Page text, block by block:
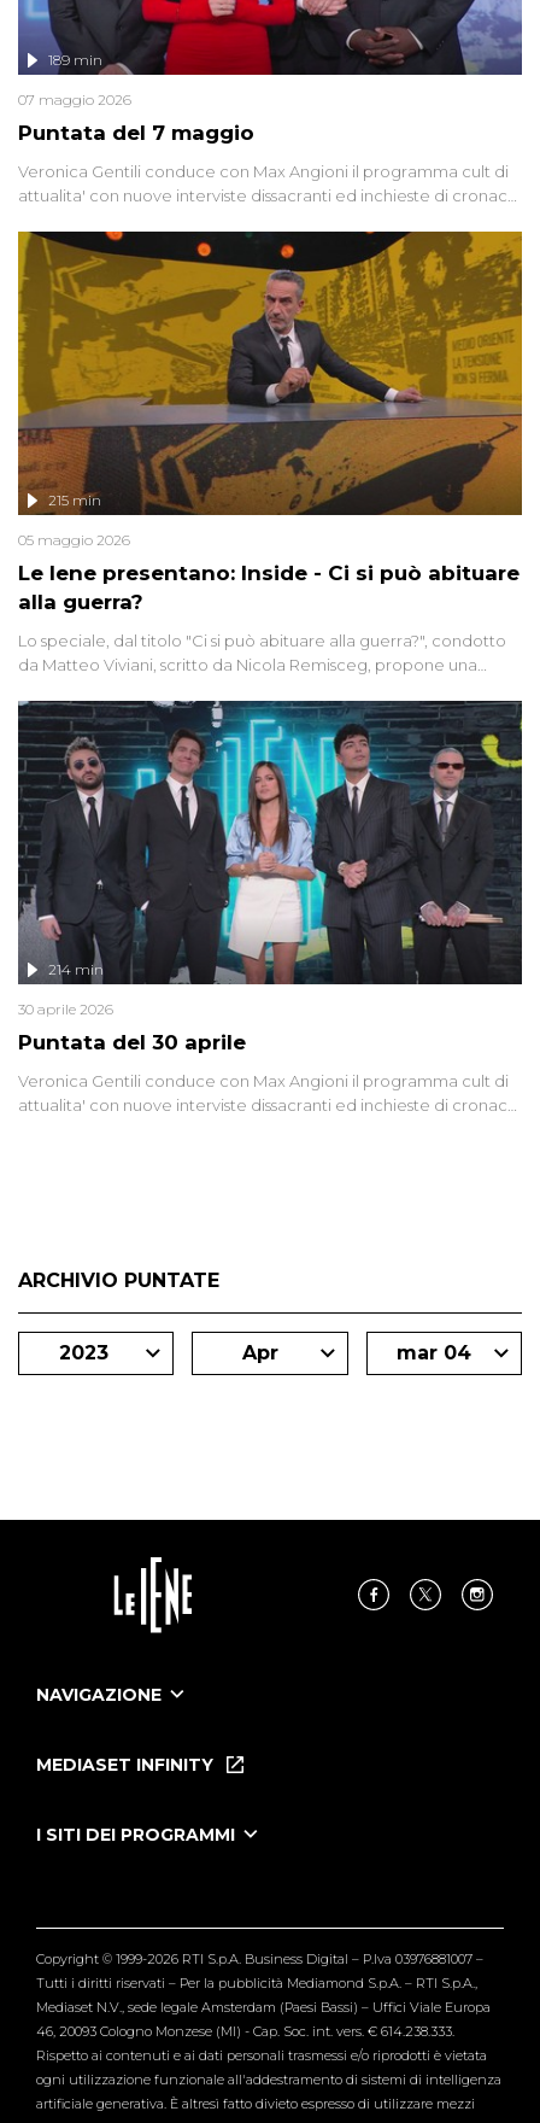
Puntata del 7 maggio
189 min
07 maggio 2026
Veronica Gentili conduce con Max Angioni il programma cult di
attualita' con nuove interviste dissacranti ed inchieste di cronaca
Le Iene presentano: Inside - Ci si può abituare
alla guerra?
215 min
05 maggio 2026
Lo speciale, dal titolo "Ci si può abituare alla guerra?", condotto
da Matteo Viviani, scritto da Nicola Remisceg, propone una
di settore - su quanto la guerra sia diventata una realtà pervasiva.
Anche se l'Italia non è direttamente coinvolta in conflitti armati, il
contesto globale rende impossibile considerarla un fenomeno
lontano.
Puntata del 30 aprile
214 min
30 aprile 2026
Veronica Gentili conduce con Max Angioni il programma cult di
attualita' con nuove interviste dissacranti ed inchieste di cronaca
ARCHIVIO PUNTATE
2023 Apr mar 04
NAVIGAZIONE
Le Iene Presentano Inside
Tutti i servizi
MEDIASET INFINITY
I SITI DEI PROGRAMMI
Verissimo
Copyright © 1999-2026 RTI S.p.A. Business Digital – P.Iva 03976881007 –
Tutti i diritti riservati – Per la pubblicità Mediamond S.p.A. – RTI S.p.A.,
Mediaset N.V., sede legale Amsterdam (Paesi Bassi) – Uffici Viale Europa
46, 20093 Cologno Monzese (MI) - Cap. Soc. int. vers. € 614.238.333.
Rispetto ai contenuti e ai dati personali trasmessi e/o riprodotti è vietata
ogni utilizzazione funzionale all'addestramento di sistemi di intelligenza
artificiale generativa. È altresì fatto divieto espresso di utilizzare mezzi